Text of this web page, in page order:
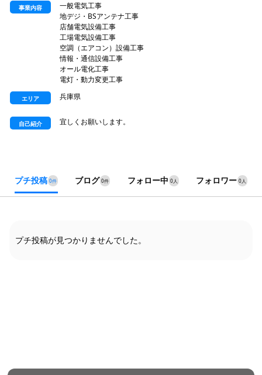
事業内容
一般電気工事
地デジ・BSアンテナ工事
店舗電気設備工事
工場電気設備工事
空調（エアコン）設備工事
情報・通信設備工事
オール電化工事
電灯・動力変更工事
エリア 兵庫県
自己紹介 宜しくお願いします。
プチ投稿 0件 ブログ 0件 フォロー中 0人 フォロワー 0人
プチ投稿が見つかりませんでした。